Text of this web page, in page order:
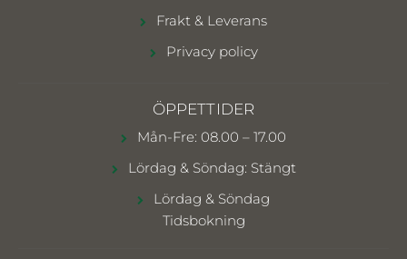
Frakt & Leverans
Privacy policy
ÖPPETTIDER
Mån-Fre: 08.00 – 17.00
Lördag & Söndag: Stängt
Lördag & Söndag
Tidsbokning